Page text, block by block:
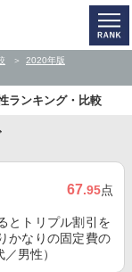
2020年版
ランキング・比較
67.95点
とトリプル割引を
かなりの固定費の
男性）